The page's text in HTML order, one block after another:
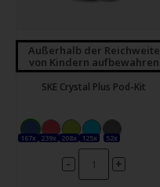
Außerhalb der Reichweite
von Kindern aufbewahren
SKE Crystal Plus Pod-Kit
167x 239x 208x 125x 52x
- +